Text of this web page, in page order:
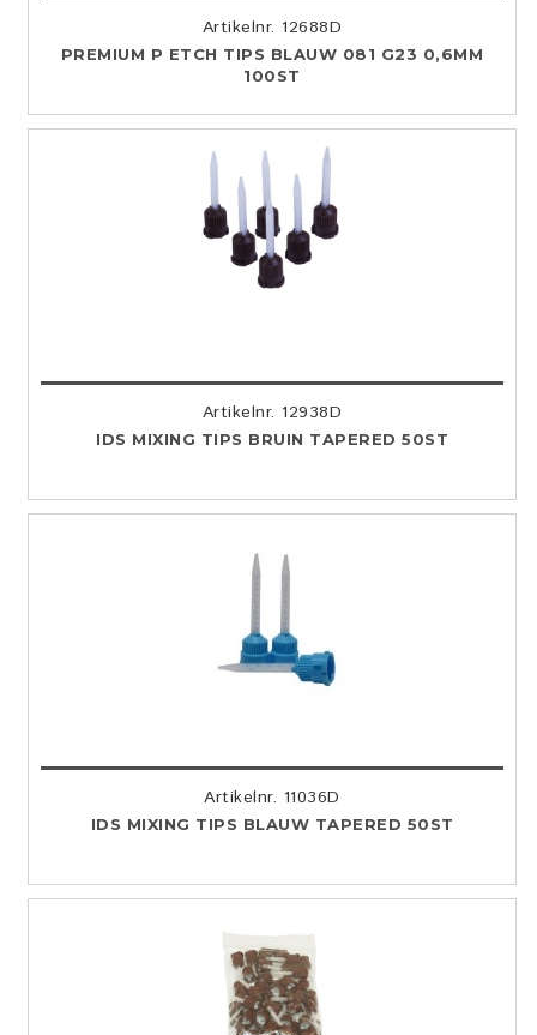
Artikelnr. 12688D
PREMIUM P ETCH TIPS BLAUW 081 G23 0,6MM
100ST
Artikelnr. 12938D
IDS MIXING TIPS BRUIN TAPERED 50ST
Artikelnr. 11036D
IDS MIXING TIPS BLAUW TAPERED 50ST